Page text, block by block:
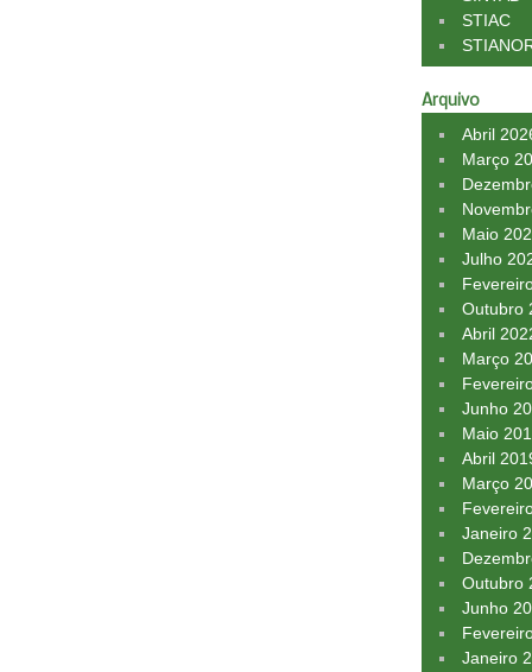
STIAC
Arquivo
Abril
Março
Maio
Julho
Outubro
Abril
Março
Junho
Maio
Abril
Março
Janeiro
Outubro
Junho
Janeiro